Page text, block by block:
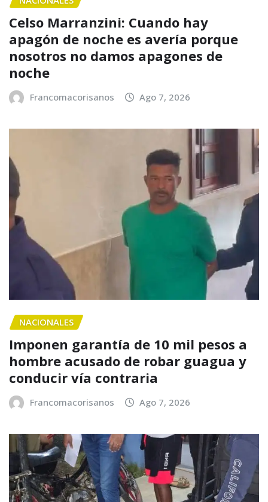
Celso Marranzini: Cuando hay
apagón de noche es avería porque
nosotros no damos apagones de
noche
Francomacorisanos Ago 7, 2026
NACIONALES
Imponen garantía de 10 mil pesos a
hombre acusado de robar guagua y
conducir vía contraria
Francomacorisanos Ago 7, 2026